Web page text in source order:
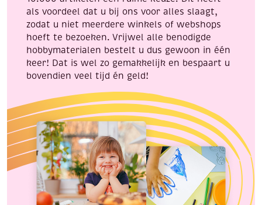
als voordeel dat u bij ons voor alles slaagt,
zodat u niet meerdere winkels of webshops
hoeft te bezoeken. Vrijwel alle benodigde
hobbymaterialen bestelt u dus gewoon in één
keer! Dat is wel zo gemakkelijk en bespaart u
bovendien veel tijd én geld!